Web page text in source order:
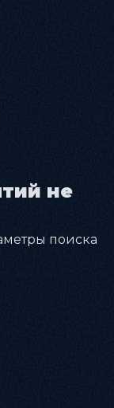
не
поиска